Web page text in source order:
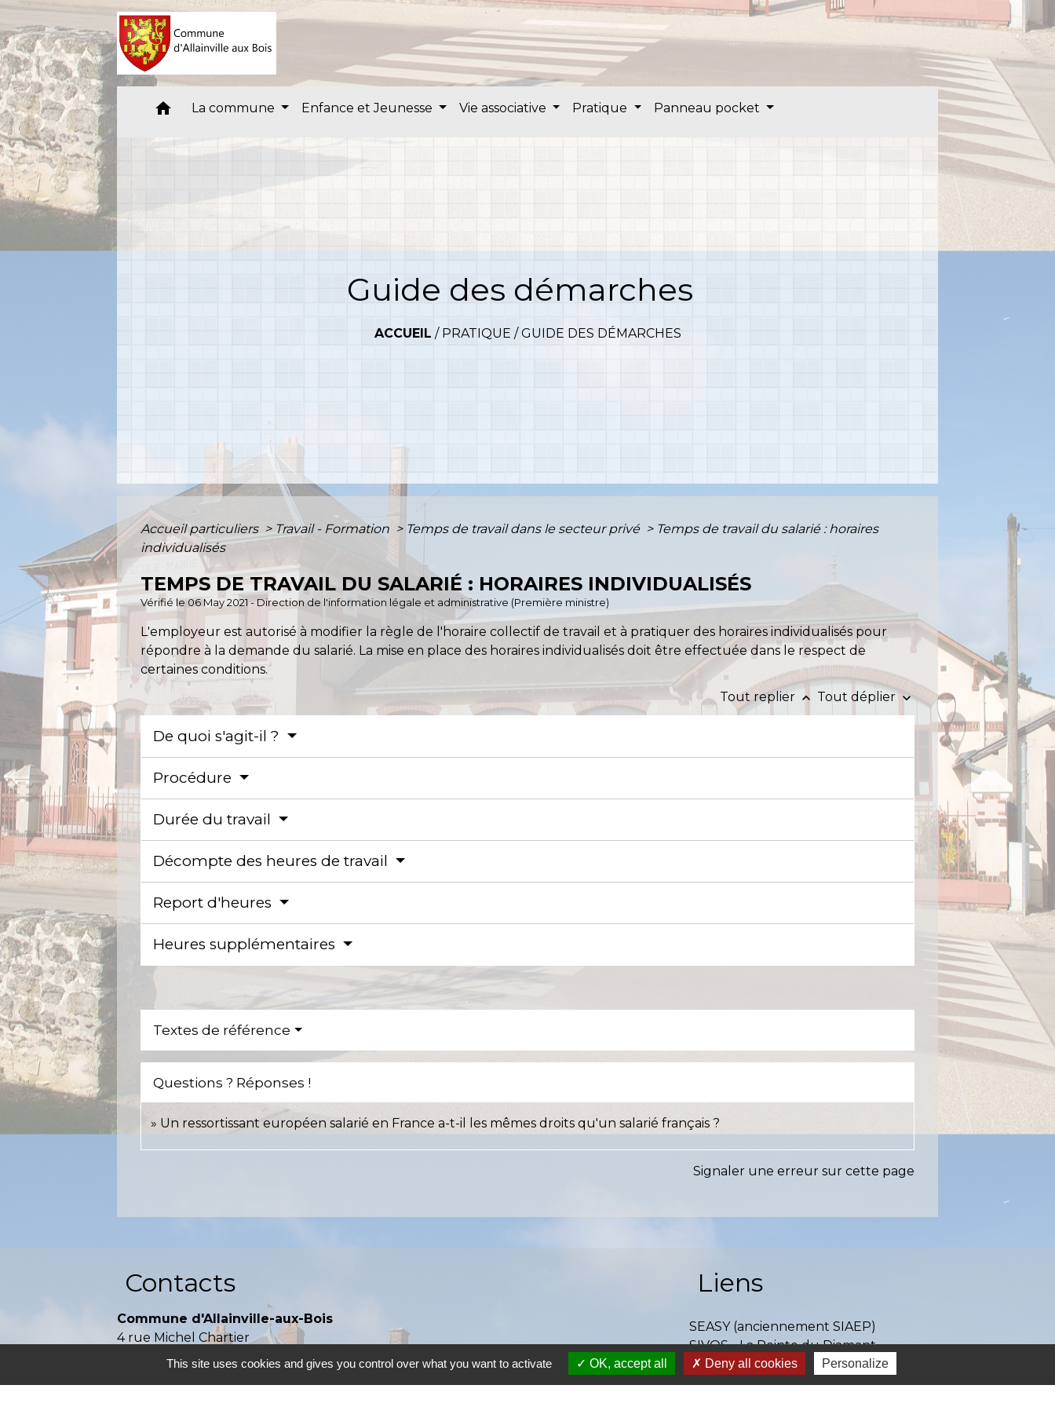
home La commune Enfance et Jeunesse Vie associative Pratique Panneau pocket
Guide des démarches
ACCUEIL / PRATIQUE /GUIDE DES DÉMARCHES
Accueil particuliers > Travail - Formation > Temps de travail dans le secteur privé > Temps de travail du salarié : horaires
individualisés
TEMPS DE TRAVAIL DU SALARIÉ : HORAIRES INDIVIDUALISÉS
Vérifié le 06 May 2021 - Direction de l'information légale et administrative (Première ministre)
L'employeur est autorisé à modifier la règle de l'horaire collectif de travail et à pratiquer des horaires individualisés pour
répondre à la demande du salarié. La mise en place des horaires individualisés doit être effectuée dans le respect de
certaines conditions.
Tout replier keyboard_arrow_up Tout déplier keyboard_arrow_down
De quoi s'agit-il ?
Procédure
Durée du travail
Décompte des heures de travail
Report d'heures
Heures supplémentaires
Textes de référence
Questions ? Réponses !
Un ressortissant européen salarié en France a-t-il les mêmes droits qu'un salarié français ?
Signaler une erreur sur cette page
Contacts
Commune d'Allainville-aux-Bois
4 rue Michel Chartier
78660 Allainville-aux-Bois - FRANCE
Liens
SEASY (anciennement SIAEP)
SIVOS - La Pointe du Diamant
SICTOM - Rambouillet
Rambouillet Territoires
This site uses cookies and gives you control over what you want to activate OK, accept all Deny all cookies Personalize